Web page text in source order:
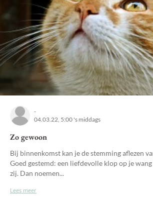
-
04.03.22, 5:00 's middags
Zo gewoon
Bij binnenkomst kan je de stemming aflezen
Goed gestemd: een liefdevolle klop op je
zij. Dan noemen...
Lees meer